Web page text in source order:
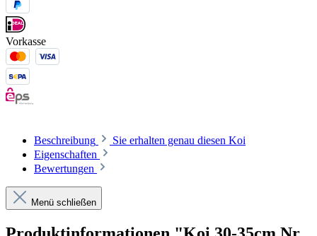
Vorkasse
Beschreibung
Sie erhalten genau diesen Koi
Eigenschaften
Bewertungen
Menü schließen